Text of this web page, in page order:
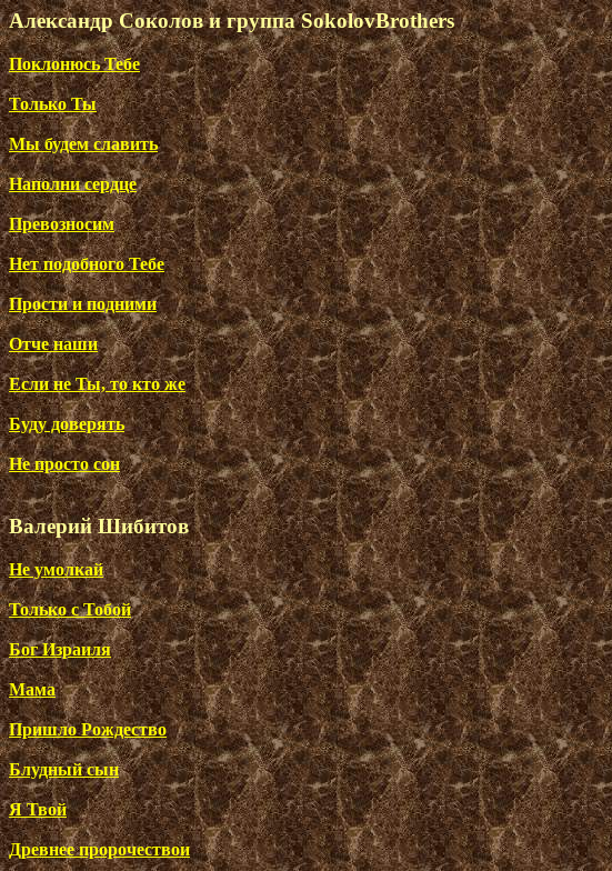
Александр Соколов и группа SokolovBrothers
Поклонюсь Тебе
Только Ты
Мы будем славить
Наполни сердце
Превозносим
Нет подобного Тебе
Прости и подними
Отче наши
Если не Ты, то кто же
Буду доверять
Не просто сон
Валерий Шибитов
Не умолкай
Только с Тобой
Бог Израиля
Мама
Пришло Рождество
Блудный сын
Я Твой
Древнее пророчествои